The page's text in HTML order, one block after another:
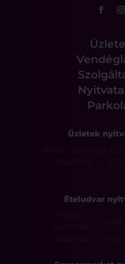
Üzletek
Hétfő – Szombat
Vasárnap
Ételudvar
Hétfő –
Szombat
10:00
Vasárnap